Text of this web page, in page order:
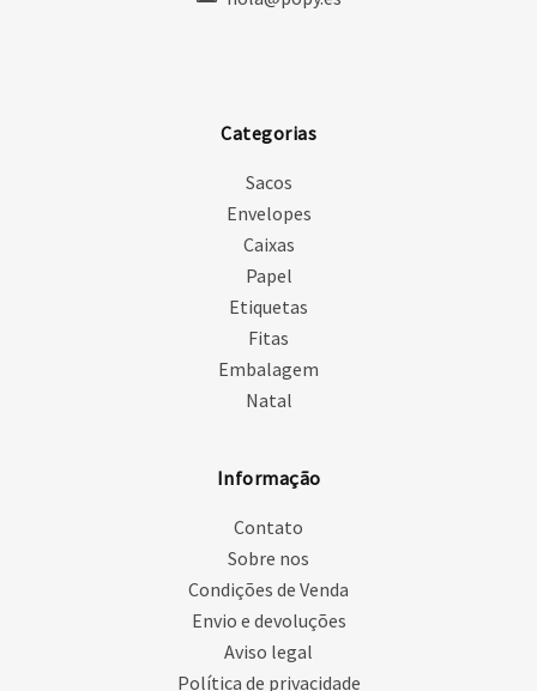
Categorias
Sacos
Envelopes
Caixas
Papel
Etiquetas
Fitas
Embalagem
Natal
Informação
Contato
Sobre nos
Condições de Venda
Envio e devoluções
Aviso legal
Política de privacidade